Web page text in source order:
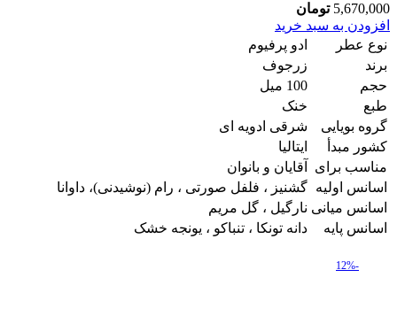
5,670,000 تومان
ادکلن
کازاموراتی
کواترو
پیزی
شرکت
پنسیس
100
میل
عدد
افزودن به سبد خرید
نوع عطر
ادو پرفیوم
برند
زرجوف
حجم
100 میل
طبع
خنک
گروه بویایی
شرقی ادویه ای
کشور مبدأ
ایتالیا
مناسب برای
آقایان و بانوان
اسانس اولیه گشنیز ، فلفل صورتی ، رام (نوشیدنی)، داوانا
اسانس میانی نارگیل ، گل مریم
اسانس پایه
دانه تونکا ، تنباکو ، یونجه خشک
-12%